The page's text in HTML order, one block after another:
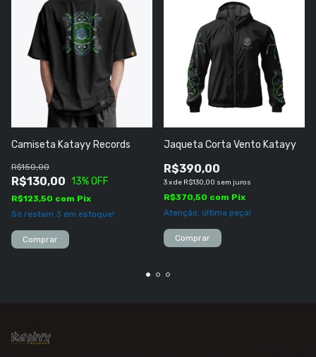
Camiseta Katayy Records
R$130,00
R$150,00
13% OFF
R$123,50 com Pix
Só restam 3 em estoque!
Comprar
Jaqueta Corta Vento Katayy
R$390,00
3xde R$130,00 sem juros
R$370,50 com Pix
Atenção, última peça!
Comprar